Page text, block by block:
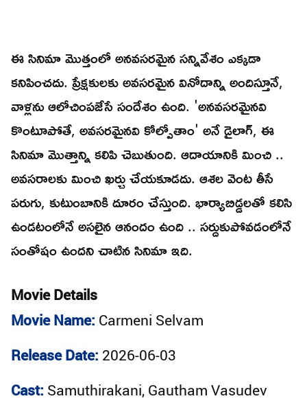
ఈ సినిమా మొత్తంలో అనవసరమైన సన్నివేశం ఎక్కడా
కనిపించదు. ప్రేక్షకులకు అవసరమైన వినోదాన్ని అందిస్తూనే,
వాళ్లను ఆలోచింపజేసే సందేశం ఉంది. 'అనవసరమైనవి
కొంటూపోతే, అవసరమైనవి కోల్పోతాం' అనే డైలాగ్, ఈ
సినిమా మొత్తాన్ని కలిపి చెబుతుంది. ఆదాయానికి మించి ..
అవసరాలకు మించి ఖర్చు చేయకూడదు. ఆశల వెంట తీసే
పరుగు, కుటుంబానికి దూరం చేస్తుంది. భార్యాబిడ్డలతో కలిసి
ఉండటంలోనే అసలైన ఆనందం ఉంది .. సర్దుకుపోవడంలోనే
సంతోషం ఉందని చాటిన సినిమా ఇది.
Movie Details
Movie Name: Carmeni Selvam
Release Date: 2026-06-03
Cast: Samuthirakani, Gautham Vasudev